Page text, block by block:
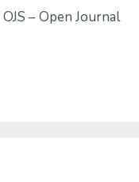
OJS – Open Journal